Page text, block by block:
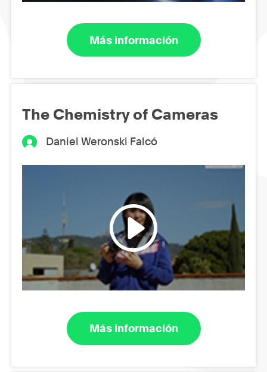
Más información
The Chemistry of Cameras
Daniel Weronski Falcó
Más información